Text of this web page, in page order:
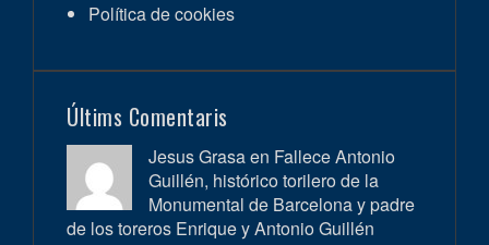
Política de cookies
Últims Comentaris
Jesus Grasa en Fallece Antonio
Guillén, histórico torilero de la
Monumental de Barcelona y padre
de los toreros Enrique y Antonio Guillén